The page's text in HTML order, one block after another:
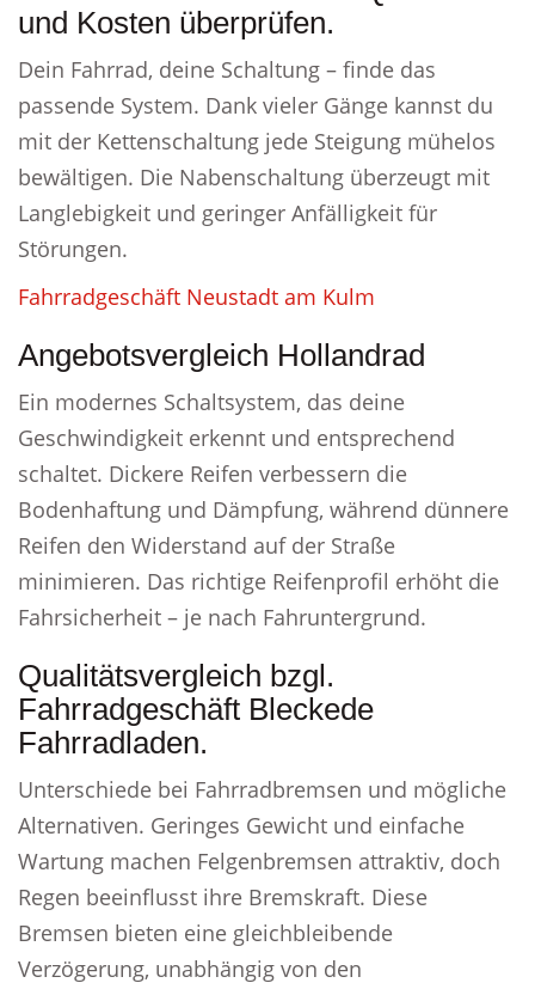
und Kosten überprüfen.
Dein Fahrrad, deine Schaltung – finde das
passende System. Dank vieler Gänge kannst du
mit der Kettenschaltung jede Steigung mühelos
bewältigen. Die Nabenschaltung überzeugt mit
Langlebigkeit und geringer Anfälligkeit für
Störungen.
Fahrradgeschäft Neustadt am Kulm
Angebotsvergleich Hollandrad
Ein modernes Schaltsystem, das deine
Geschwindigkeit erkennt und entsprechend
schaltet. Dickere Reifen verbessern die
Bodenhaftung und Dämpfung, während dünnere
Reifen den Widerstand auf der Straße
minimieren. Das richtige Reifenprofil erhöht die
Fahrsicherheit – je nach Fahruntergrund.
Qualitätsvergleich bzgl.
Fahrradgeschäft Bleckede
Fahrradladen.
Unterschiede bei Fahrradbremsen und mögliche
Alternativen. Geringes Gewicht und einfache
Wartung machen Felgenbremsen attraktiv, doch
Regen beeinflusst ihre Bremskraft. Diese
Bremsen bieten eine gleichbleibende
Verzögerung, unabhängig von den